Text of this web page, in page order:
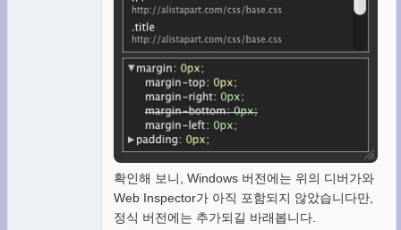
확인해 보니, Windows 버전에는 위의 디버가와
Web Inspector가 아직 포함되지 않았습니다만,
정식 버전에는 추가되길 바래봅니다.